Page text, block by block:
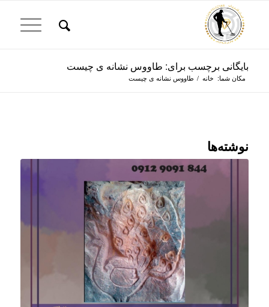
بایگانی برچسب برای: طاووس نشانه ی چیست
مکان شما: خانه / طاووس نشانه ی چیست
نوشته‌ها